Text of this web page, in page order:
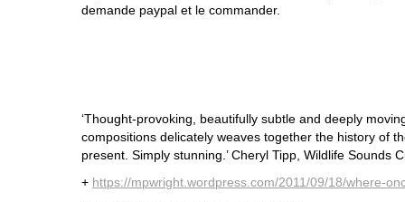
demande paypal et le commander.
‘Thought-provoking, beautifully subtle and deeply
compositions delicately weaves together the history of
present. Simply stunning.’ Cheryl Tipp, Wildlife Sounds
+ https://mpwright.wordpress.com/2011/09/18/where-